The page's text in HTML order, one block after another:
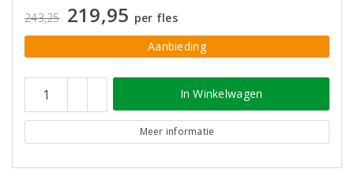
243,25 219,95 per fles
Aanbieding
In Winkelwagen
Meer informatie